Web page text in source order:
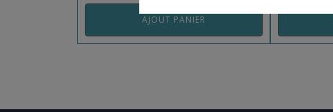
AJOUT PANIER